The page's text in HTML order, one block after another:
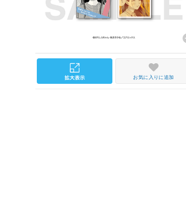
お気に入りに追加